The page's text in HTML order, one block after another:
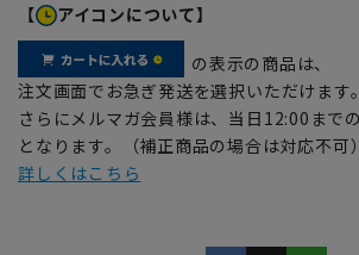
【 アイコンについて】
の表示の商品は、
注文画面でお急ぎ発送を選択いただけます。
さらにメルマガ会員様は、当日12:00まで
となります。（補正商品の場合は対応不可）
詳しくはこちら